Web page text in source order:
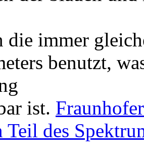
die immer
benutzt,
ist.
Teil des